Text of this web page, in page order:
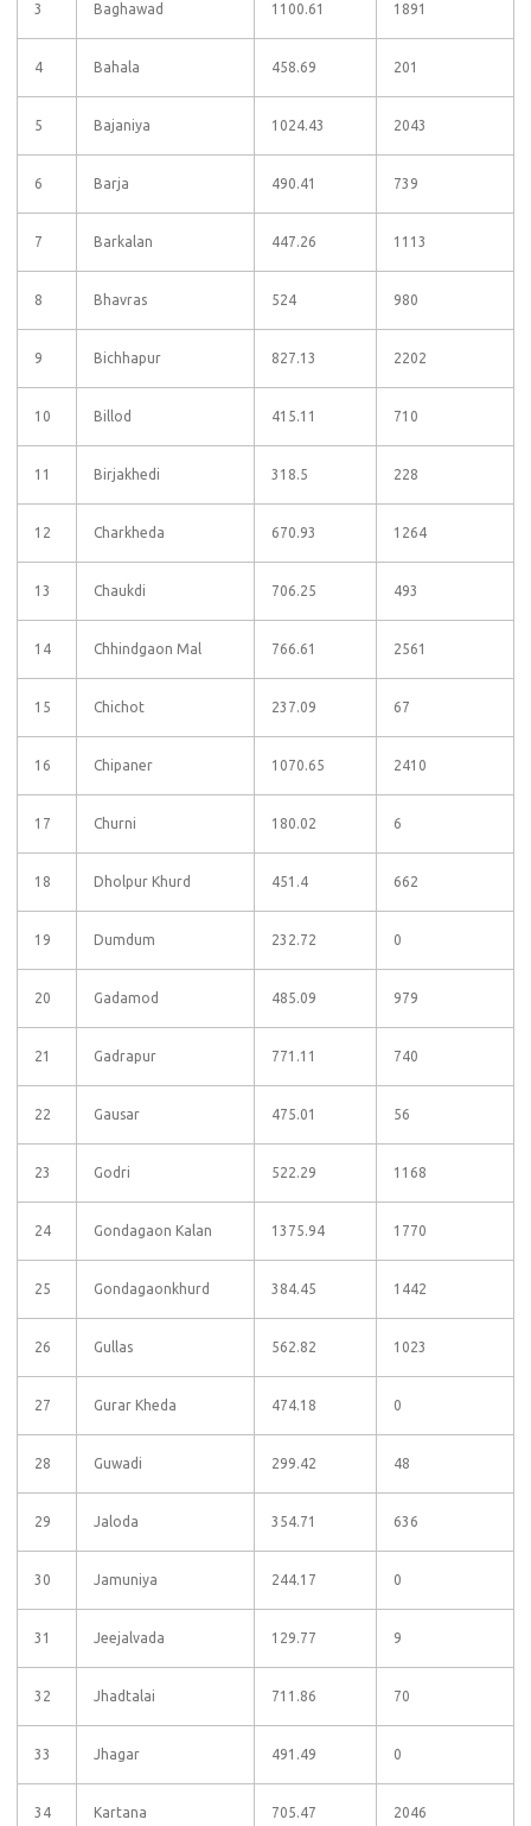
3 Baghawad 1100.61 1891
4 Bahala 458.69 201
5 Bajaniya 1024.43 2043
6 Barja 490.41 739
7 Barkalan 447.26 1113
8 Bhavras 524 980
9 Bichhapur 827.13 2202
10 Billod 415.11 710
11 Birjakhedi 318.5 228
12 Charkheda 670.93 1264
13 Chaukdi 706.25 493
14 Chhindgaon Mal 766.61 2561
15 Chichot 237.09 67
16 Chipaner 1070.65 2410
17 Churni 180.02 6
18 Dholpur Khurd 451.4 662
19 Dumdum 232.72 0
20 Gadamod 485.09 979
21 Gadrapur 771.11 740
22 Gausar 475.01 56
23 Godri 522.29 1168
24 Gondagaon Kalan 1375.94 1770
25 Gondagaonkhurd 384.45 1442
26 Gullas 562.82 1023
27 Gurar Kheda 474.18 0
28 Guwadi 299.42 48
29 Jaloda 354.71 636
30 Jamuniya 244.17 0
31 Jeejalvada 129.77 9
32 Jhadtalai 711.86 70
33 Jhagar 491.49 0
34 Kartana 705.47 2046